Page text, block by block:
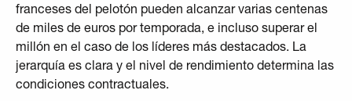
franceses del pelotón pueden alcanzar varias centenas
de miles de euros por temporada, e incluso superar el
millón en el caso de los líderes más destacados. La
jerarquía es clara y el nivel de rendimiento determina las
condiciones contractuales.